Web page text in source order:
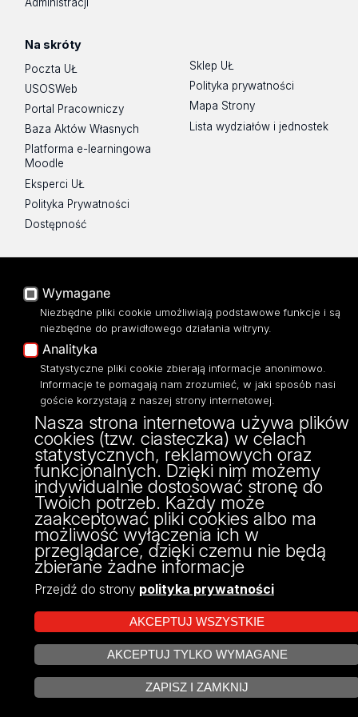
egzaminów dyplomowych w Uniwersytecie Łódzkim
Na skróty
Poczta UŁ
USOSWeb
Portal Pracowniczy
Baza Aktów Własnych
Platforma e-learningowa
Moodle
Eksperci UŁ
Polityka Prywatności
Dostępność
Sklep UŁ
Polityka prywatności
Mapa Strony
Lista wydziałów i jednostek
ul. Pomorska 171/173
90-236 Łódź
kontakt@filologia.uni.lodz.pl
tel: 42/665 51 06
fax: 42/665 52 54
Projekt Multiportalu UŁ współfinansowany z funduszy Unii Europejskiej w
ramach konkursu NCBR
Wymagane
Niezbędne pliki cookie umożliwiają podstawowe funkcje i są
niezbędne do prawidłowego działania witryny.
Analityka
Statystyczne pliki cookie zbierają informacje anonimowo.
Informacje te pomagają nam zrozumieć, w jaki sposób nasi
goście korzystają z naszej strony internetowej.
Nasza strona internetowa używa plików
cookies (tzw. ciasteczka) w celach
statystycznych, reklamowych oraz
funkcjonalnych. Dzięki nim możemy
indywidualnie dostosować stronę do
Twoich potrzeb. Każdy może
zaakceptować pliki cookies albo ma
możliwość wyłączenia ich w
przeglądarce, dzięki czemu nie będą
zbierane żadne informacje
Przejdź do strony polityka prywatności
AKCEPTUJ WSZYSTKIE
AKCEPTUJ TYLKO WYMAGANE
ZAPISZ I ZAMKNIJ
ZARZĄDZAJ COOKIES